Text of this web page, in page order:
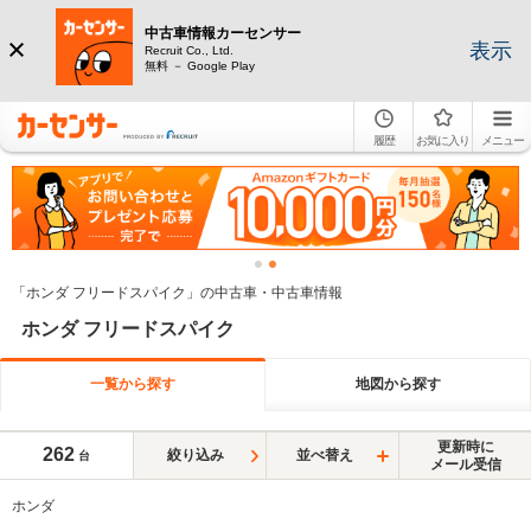
中古車情報カーセンサー
Recruit Co., Ltd.
無料 － Google Play
表示
履歴 お気に入り メニュー
「ホンダ フリードスパイク」の中古車・中古車情報
ホンダ フリードスパイク
一覧から探す 地図から探す
262 台 絞り込み 並べ替え
更新時に
メール受信
ホンダ